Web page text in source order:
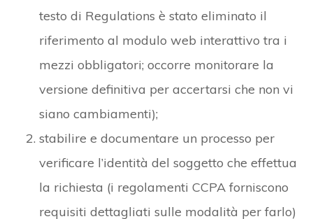
testo di Regulations è stato eliminato il
riferimento al modulo web interattivo tra i
mezzi obbligatori; occorre monitorare la
versione definitiva per accertarsi che non vi
siano cambiamenti);
stabilire e documentare un processo per
verificare l’identità del soggetto che effettua
la richiesta (i regolamenti CCPA forniscono
requisiti dettagliati sulle modalità per farlo)